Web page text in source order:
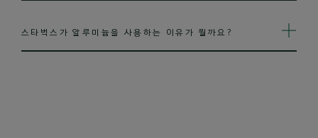
스타벅스가 알루미늄을 사용하는 이유가 뭘까요?